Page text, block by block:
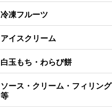
冷凍フルーツ
アイスクリーム
白玉もち・わらび餅
ソース・クリーム・フィリング
等